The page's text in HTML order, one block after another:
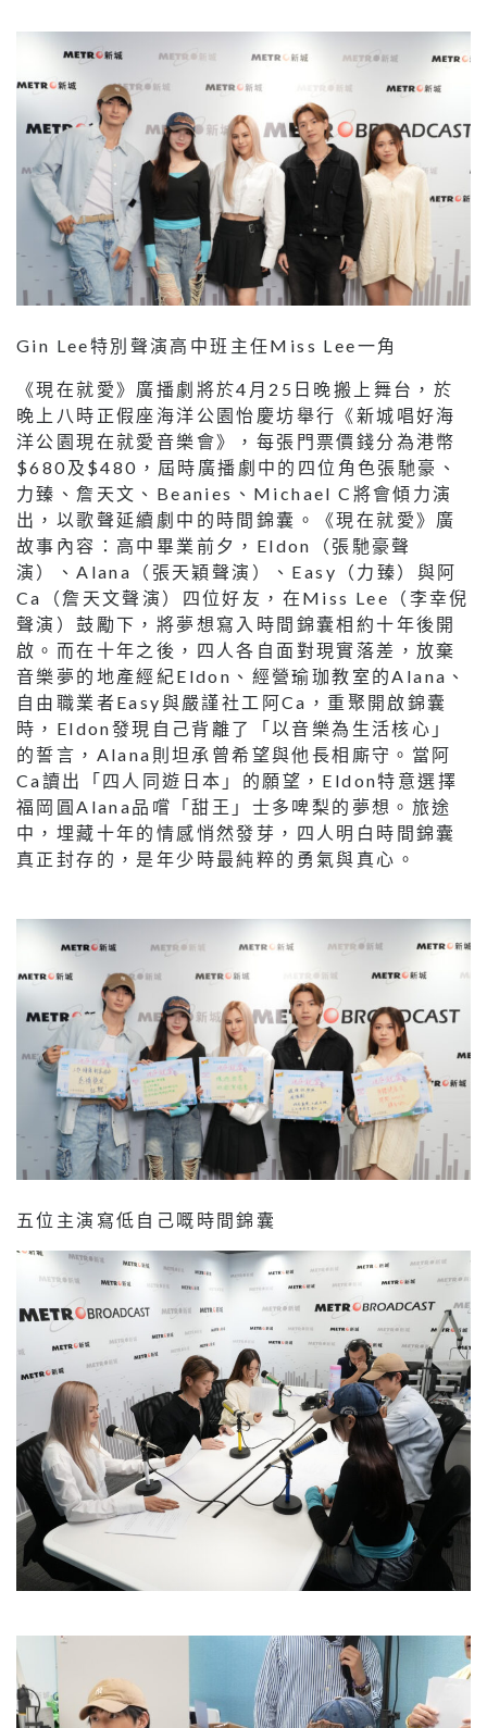
Gin Lee特別聲演高中班主任Miss Lee一角
《現在就愛》廣播劇將於4月25日晚搬上舞台，於
晚上八時正假座海洋公園怡慶坊舉行《新城唱好海
洋公園現在就愛音樂會》，每張門票價錢分為港幣
$680及$480，屆時廣播劇中的四位角色張馳豪、
力臻、詹天文、Beanies、Michael C將會傾力演
出，以歌聲延續劇中的時間錦囊。《現在就愛》廣
故事內容：高中畢業前夕，Eldon（張馳豪聲
演）、Alana（張天穎聲演）、Easy（力臻）與阿
Ca（詹天文聲演）四位好友，在Miss Lee（李幸倪
聲演）鼓勵下，將夢想寫入時間錦囊相約十年後開
啟。而在十年之後，四人各自面對現實落差，放棄
音樂夢的地產經紀Eldon、經營瑜珈教室的Alana、
自由職業者Easy與嚴謹社工阿Ca，重聚開啟錦囊
時，Eldon發現自己背離了「以音樂為生活核心」
的誓言，Alana則坦承曾希望與他長相廝守。當阿
Ca讀出「四人同遊日本」的願望，Eldon特意選擇
福岡圓Alana品嚐「甜王」士多啤梨的夢想。旅途
中，埋藏十年的情感悄然發芽，四人明白時間錦囊
真正封存的，是年少時最純粹的勇氣與真心。
五位主演寫低自己嘅時間錦囊